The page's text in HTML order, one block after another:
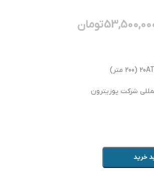
تومان
شرکت پوزیترون
خرید